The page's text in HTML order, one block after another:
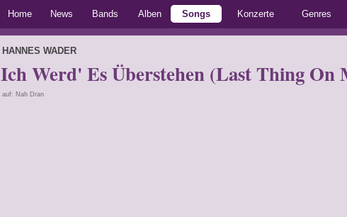
Home News Bands Alben Songs Konzerte Genres
HANNES WADER
Ich Werd' Es Überstehen (Last Thing On
auf: Nah Dran